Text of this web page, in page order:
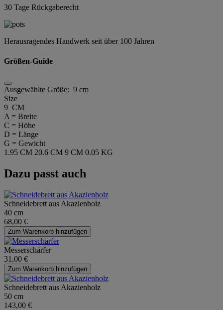
30 Tage Rückgaberecht
Herausragendes Handwerk seit über 100 Jahren
Größen-Guide
Ausgewählte Größe: 9 cm
Size
9 CM
A = Breite
C = Höhe
D = Länge
G = Gewicht
1.95 CM 20.6 CM 9 CM 0.05 KG
Dazu passt auch
Schneidebrett aus Akazienholz
40 cm
68,00 €
Zum Warenkorb hinzufügen
Messerschärfer
31,00 €
Zum Warenkorb hinzufügen
Schneidebrett aus Akazienholz
50 cm
143,00 €